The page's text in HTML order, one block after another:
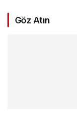
Göz Atın